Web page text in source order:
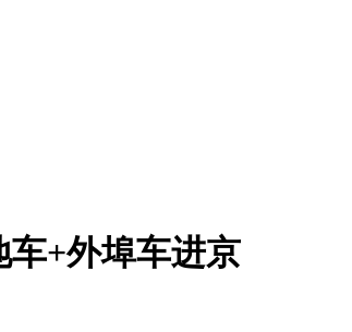
车+外埠车进京